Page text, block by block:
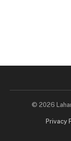
© 2026
Privacy